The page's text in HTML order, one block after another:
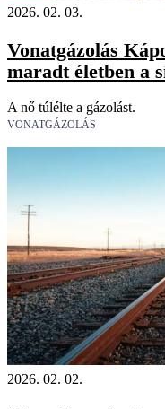
2026. 02. 03.
Vonatgázolás
maradt életben a
A nő túlélte a gázolást.
VONATGÁZOLÁS
2026. 02. 02.